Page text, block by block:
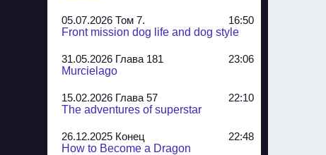
05.07.2026 Том 7.
16:50
Front mission dog life and dog style
31.05.2026 Глава 181
23:06
Murcielago
15.02.2026 Глава 57
22:10
The adventures of superstar
26.12.2025 Конец
22:48
How to Become a Dragon